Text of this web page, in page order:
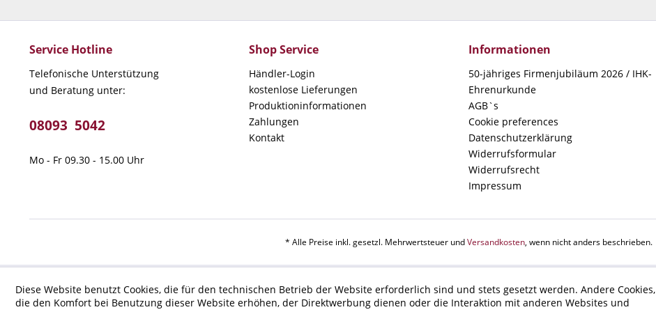
Service Hotline
Telefonische Unterstützung
und Beratung unter:
08093 5042
Mo - Fr 09.30 - 15.00 Uhr
Shop Service
Händler-Login
kostenlose Lieferungen
Produktioninformationen
Zahlungen
Kontakt
Informationen
50-jähriges Firmenjubiläum 2026 / IHK-
Ehrenurkunde
AGB`s
Cookie preferences
Datenschutzerklärung
Widerrufsformular
Widerrufsrecht
Impressum
* Alle Preise inkl. gesetzl. Mehrwertsteuer undVersandkosten, wenn nicht anders beschrieben.
Diese Website benutzt Cookies, die für den technischen Betrieb der Website erforderlich sind und stets gesetzt werden. Andere Cookies,
die den Komfort bei Benutzung dieser Website erhöhen, der Direktwerbung dienen oder die Interaktion mit anderen Websites und